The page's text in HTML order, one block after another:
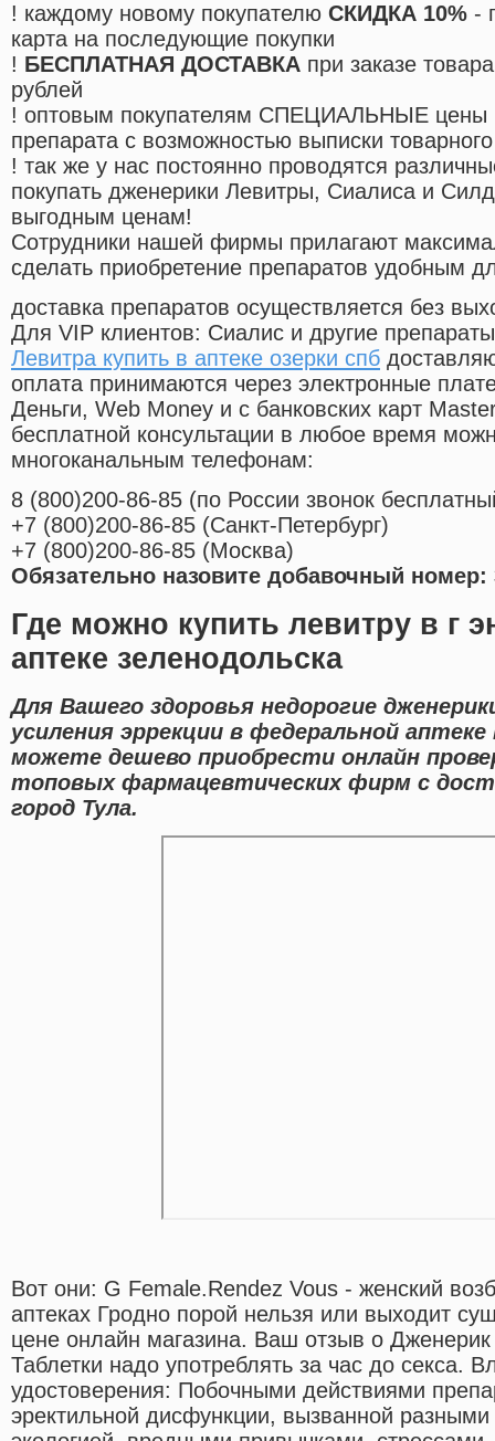
! каждому новому покупателю СКИДКА 10% -
карта на последующие покупки
! БЕСПЛАТНАЯ ДОСТАВКА при заказе
рублей
! оптовым покупателям СПЕЦИАЛЬНЫЕ цены
препарата с возможностью выписки
! так же у нас постоянно проводятся
покупать дженерики Левитры, Сиалиса и
выгодным ценам!
Cотрудники нашей фирмы прилагают
сделать приобретение препаратов удобным
доставка препаратов осуществляется без
Для VIP клиентов: Сиалис и другие
Левитра купить в аптеке озерки спб
оплата принимаются через электронные
Деньги, Web Money и с банковских карт
бесплатной консультации в любое время
многоканальным телефонам:
8 (800)200-86-85 (по России звонок
+7 (800)200-86-85 (Санкт-Петербург)
+7 (800)200-86-85 (Москва)
Обязательно назовите добавочный номер:
Где можно купить левитру в г
аптеке зеленодольска
Для Вашего здоровья недорогие
усиления эррекции в федеральной
можете дешево приобрести онлайн
топовых фармацевтических фирм с
город Тула.
Вот они: G Female.Rendez Vous - женский
аптеках Гродно порой нельзя или выходит
цене онлайн магазина. Ваш отзыв о
Таблетки надо употреблять за час до секса.
удостоверения: Побочными действиями
эректильной дисфункции, вызванной